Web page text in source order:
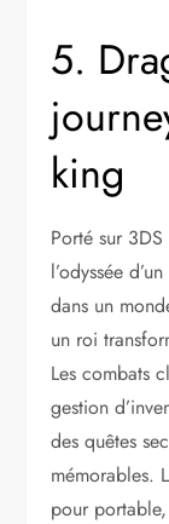
5.
king
Porté sur
l’odyssée
dans un
un roi
Les combats
gestion
des quêtes
mémorables.
pour